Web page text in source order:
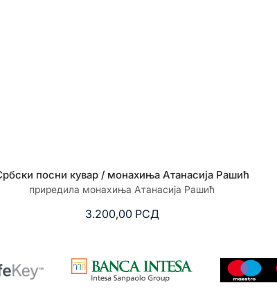
посни кувар / монахиња Атанасија Рашић
приредила монахиња Атанасија Рашић
3.200,00 РСД